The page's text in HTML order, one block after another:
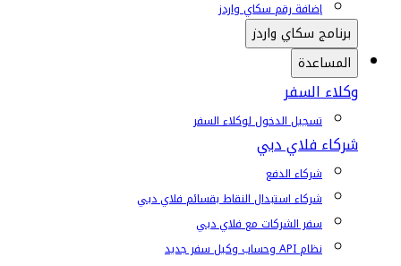
إضافة رقم سكاي واردز
برنامج سكاي واردز
المساعدة
وكلاء السفر
تسجيل الدخول لوكلاء السفر
شركاء فلاي دبي
شركاء الدفع
شركاء استبدال النقاط بقسائم فلاي دبي
سفر الشركات مع فلاي دبي
نظام API وحساب وكيل سفر جديد